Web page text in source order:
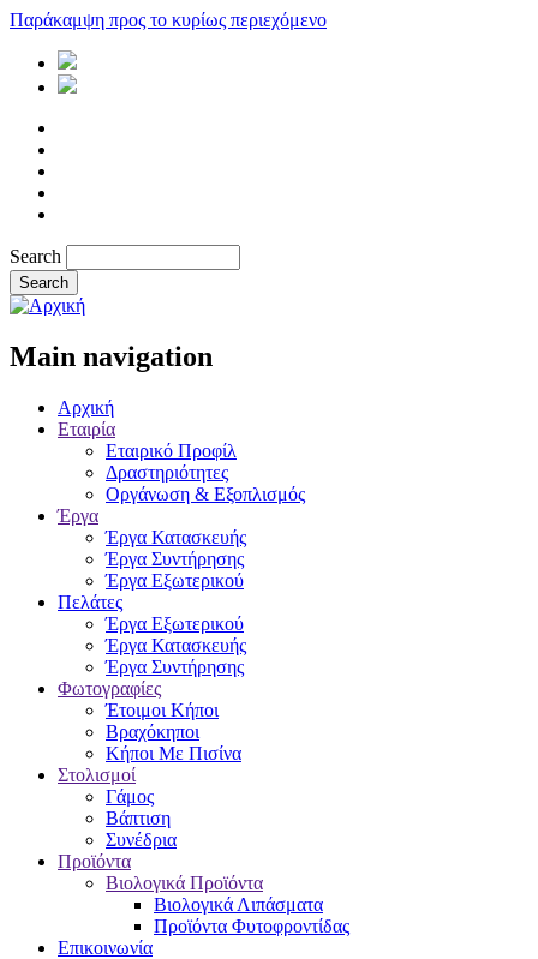
Παράκαμψη προς το κυρίως περιεχόμενο
Search
Main navigation
Αρχική
Εταιρία
Εταιρικό Προφίλ
Δραστηριότητες
Οργάνωση & Εξοπλισμός
Έργα
Έργα Κατασκευής
Έργα Συντήρησης
Έργα Εξωτερικού
Πελάτες
Έργα Εξωτερικού
Έργα Κατασκευής
Έργα Συντήρησης
Φωτογραφίες
Έτοιμοι Κήποι
Βραχόκηποι
Κήποι Με Πισίνα
Στολισμοί
Γάμος
Βάπτιση
Συνέδρια
Προϊόντα
Βιολογικά Προϊόντα
Βιολογικά Λιπάσματα
Προϊόντα Φυτοφροντίδας
Επικοινωνία